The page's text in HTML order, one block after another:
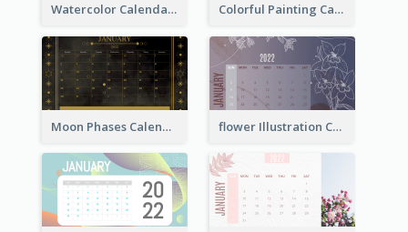
Watercolor Calendar With Notes Colorful Painting Calendar
Moon Phases Calendar flower Illustration Calendar 2022